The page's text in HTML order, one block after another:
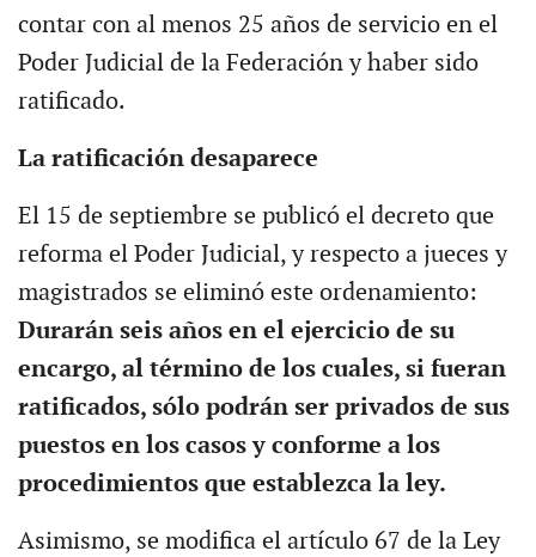
contar con al menos 25 años de servicio en el
Poder Judicial de la Federación y haber sido
ratificado.
La ratificación desaparece
El 15 de septiembre se publicó el decreto que
reforma el Poder Judicial, y respecto a jueces y
magistrados se eliminó este ordenamiento:
Durarán seis años en el ejercicio de su
encargo, al término de los cuales, si fueran
ratificados, sólo podrán ser privados de sus
puestos en los casos y conforme a los
procedimientos que establezca la ley.
Asimismo, se modifica el artículo 67 de la Ley